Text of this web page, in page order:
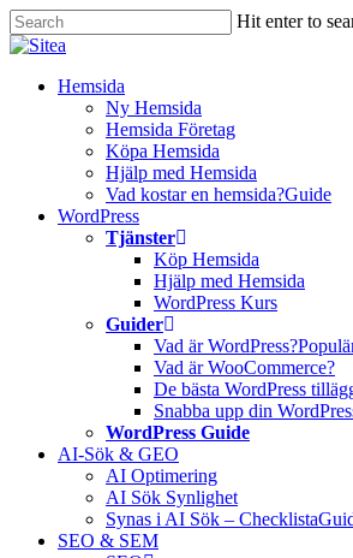
Skip
to
content
Hit enter to
Close
InnehållHemsida
Ny Hemsida
Hemsida Företag
Köpa Hemsida
Hjälp med Hemsida
Vad kostar en hemsida?Guide
WordPress
Tjänster
Köp Hemsida
Hjälp med Hemsida
WordPress Kurs
Guider
Vad är WordPress?
Vad är WooCommerce?
De bästa WordPress
Snabba upp din
WordPress Guide
AI-Sök & GEO
AI Optimering
AI Sök Synlighet
Synas i AI Sök – Checklista
SEO & SEM